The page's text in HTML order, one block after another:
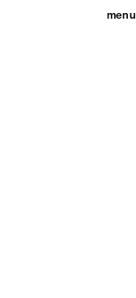
menu